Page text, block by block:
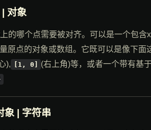
对象
的哪个点需要被对齐。可以是一个包含
原点的对象或数组。它既可以是像下面
), [1, 0]
(右上角)等，或者一个带有基
象 | 字符串